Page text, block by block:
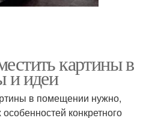
картины в
и идеи
в помещении нужно,
конкретного